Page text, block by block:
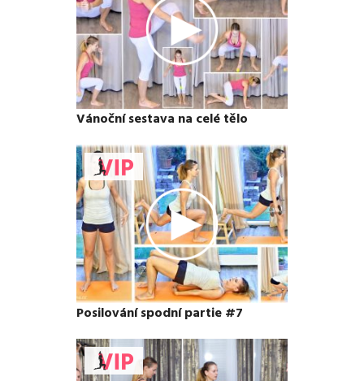
Vánoční sestava na celé tělo
Posilování spodní partie #7